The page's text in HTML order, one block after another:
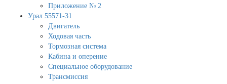
Приложение № 2
Урал 55571-31
Двигатель
Ходовая часть
Тормозная система
Кабина и оперение
Специальное оборудование
Трансмиссия